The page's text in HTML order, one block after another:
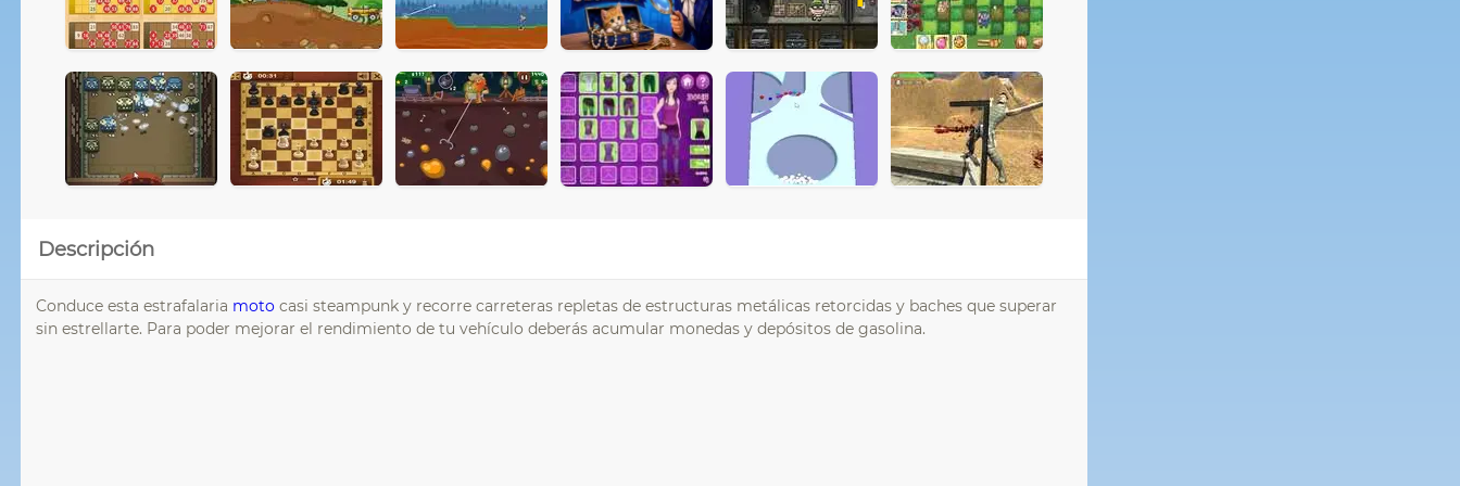
Descripción
Conduce esta estrafalaria moto casi steampunk y recorre carreteras repletas de estructuras metálicas retorcidas y baches que superar
sin estrellarte. Para poder mejorar el rendimiento de tu vehículo deberás acumular monedas y depósitos de gasolina.